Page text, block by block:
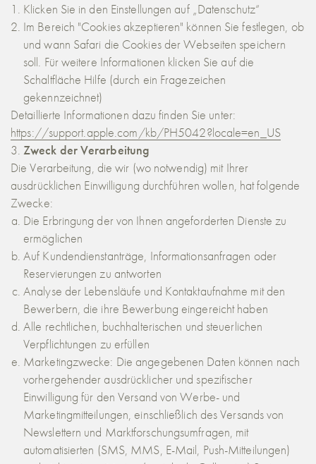
Klicken Sie in den Einstellungen auf „Datenschutz“
Im Bereich "Cookies akzeptieren" können Sie festlegen, ob
und wann Safari die Cookies der Webseiten speichern
soll. Für weitere Informationen klicken Sie auf die
Schaltfläche Hilfe (durch ein Fragezeichen
gekennzeichnet)
Detaillierte Informationen dazu finden Sie unter:
https://support.apple.com/kb/PH5042?locale=en_US
Zweck der Verarbeitung
Die Verarbeitung, die wir (wo notwendig) mit Ihrer
ausdrücklichen Einwilligung durchführen wollen, hat folgende
Zwecke:
Die Erbringung der von Ihnen angeforderten Dienste zu
ermöglichen
Auf Kundendienstanträge, Informationsanfragen oder
Reservierungen zu antworten
Analyse der Lebensläufe und Kontaktaufnahme mit den
Bewerbern, die ihre Bewerbung eingereicht haben
Alle rechtlichen, buchhalterischen und steuerlichen
Verpflichtungen zu erfüllen
Marketingzwecke: Die angegebenen Daten können nach
vorhergehender ausdrücklicher und spezifischer
Einwilligung für den Versand von Werbe- und
Marketingmitteilungen, einschließlich des Versands von
Newslettern und Marktforschungsumfragen, mit
automatisierten (SMS, MMS, E-Mail, Push-Mitteilungen)